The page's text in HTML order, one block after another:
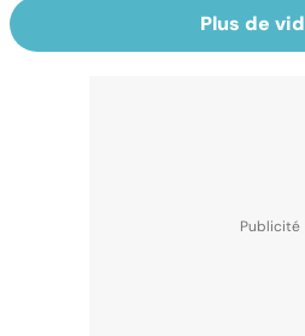
Plus de